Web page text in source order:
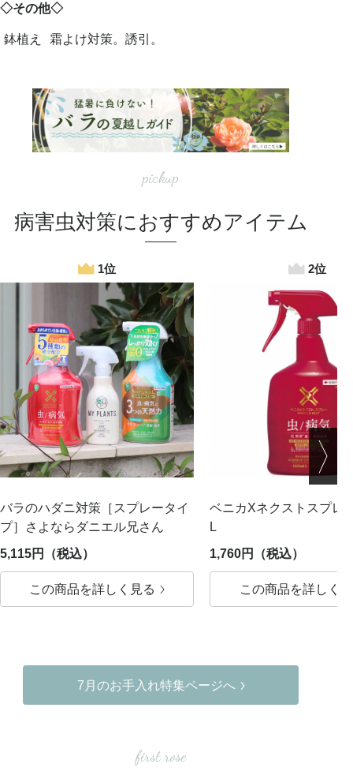
◇その他◇
鉢植え 霜よけ対策。誘引。
pickup
病害虫対策におすすめアイテム
バラのハダニ対策［スプレータイ
プ］さよならダニエル兄さん
5,115円（税込）
この商品を詳しく見る
ベニカXネクストスプレ
L
1,760円（税込）
この商品を詳しく
7月のお手入れ特集ページへ
first rose